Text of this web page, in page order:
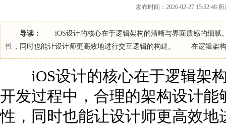
发布时间：2026-02-27 15:52:48
导读：
iOS设计的核心在于逻辑架构的清晰与界面质感的细腻
性，同时也能让设计师更高效地进行交互逻辑的构建。 在逻辑架构
iOS设计的核心在于逻辑架构
开发过程中，合理的架构设计
性，同时也能让设计师更高效地